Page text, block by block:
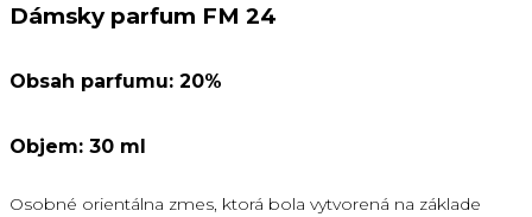
Dámsky parfum FM 24
Obsah parfumu: 20%
Objem: 30 ml
Osobné orientálna zmes, ktorá bola vytvorená na základe